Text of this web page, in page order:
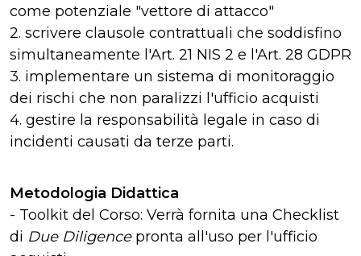
come potenziale "vettore di attacco"
2. scrivere clausole contrattuali che soddisfino
simultaneamente l'Art. 21 NIS 2 e l'Art. 28 GDPR
3. implementare un sistema di monitoraggio
dei rischi che non paralizzi l'ufficio acquisti
4. gestire la responsabilità legale in caso di
incidenti causati da terze parti.
Metodologia Didattica
- Toolkit del Corso: Verrà fornita una Checklist
di Due Diligencepronta all'uso per l'ufficio